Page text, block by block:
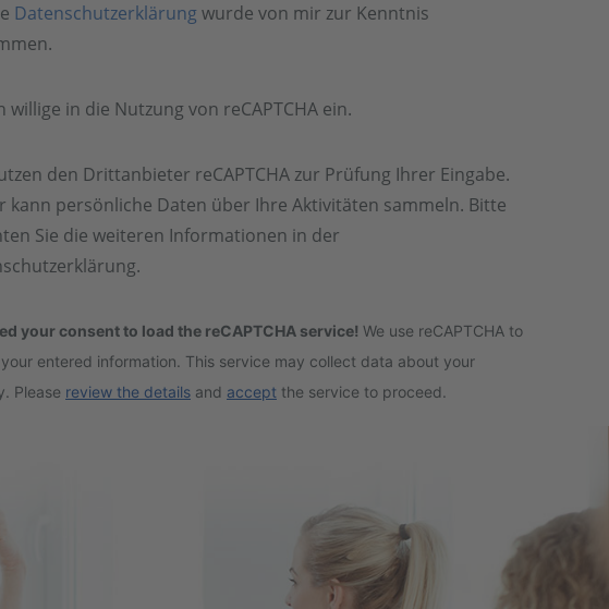
Datenschutzerklärung wurde von mir zur Kenntnis
willige in die Nutzung von reCAPTCHA ein.
den Drittanbieter reCAPTCHA zur Prüfung Ihrer Eingabe.
kann persönliche Daten über Ihre Aktivitäten sammeln. Bitte
Sie die weiteren Informationen in der
your consent to load the reCAPTCHA service! We use reCAPTCHA to
entered information. This service may collect data about your
Please review the details and accept the service to proceed.